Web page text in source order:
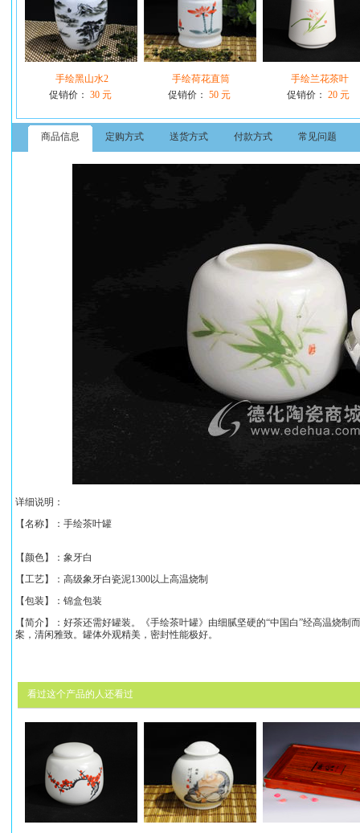
手绘黑山水2
促销价： 30 元
手绘荷花直筒
促销价： 50 元
手绘兰花茶叶
促销价： 20 元
商品信息 定购方式 送货方式 付款方式 常见问题
详细说明：
【名称】： 手绘茶叶罐
【颜色】：象牙白
【工艺】：高级象牙白瓷泥1300以上高温烧制
【包装】：锦盒包装
【简介】：好茶还需好罐装。《手绘茶叶罐》由细腻坚硬的“中国白”经高温烧制
案，清闲雅致。 罐体外观精美，密封性能极好。
看过这个产品的人还看过